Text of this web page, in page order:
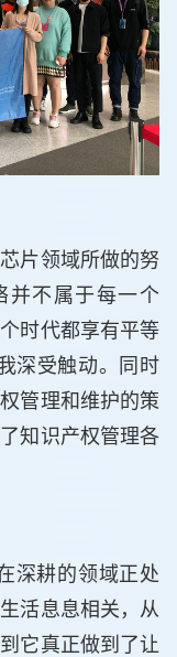
片领域所做的努
并不属于每一个
时代都享有平等
深受触动。同时
管理和维护的策
知识产权管理各
深耕的领域正处
活息息相关，从
它真正做到了让